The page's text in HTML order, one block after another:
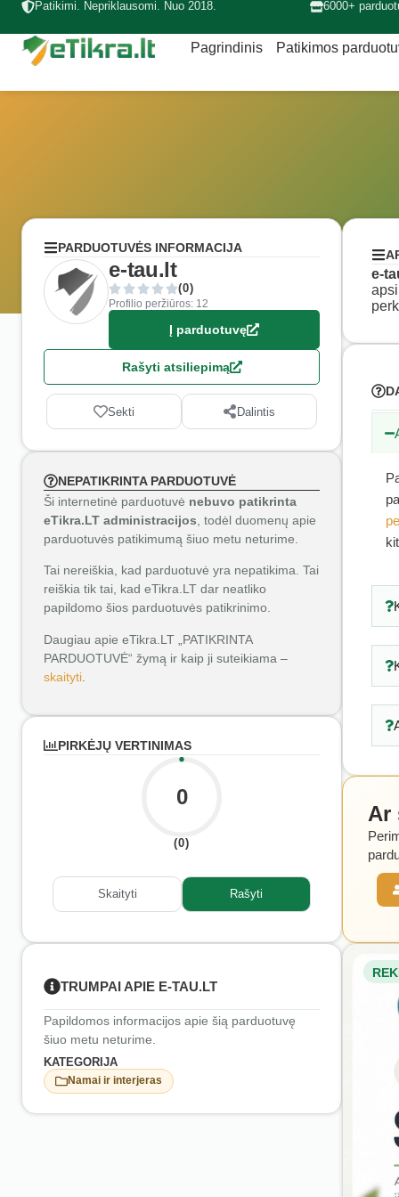
Patikimi. Nepriklausomi. Nuo 2018. 6000+
Pagrindinis Patikimos
PARDUOTUVĖS INFORMACIJA
e-tau.lt
(0)
Profilio peržiūros: 12
Į parduotuvę
Rašyti atsiliepimą
Sekti Dalintis
NEPATIKRINTA PARDUOTUVĖ
Ši internetinė parduotuvė nebuvo patikrinta
eTikra.LT administracijos , todėl duomenų apie
parduotuvės patikimumą šiuo metu neturime.
Tai nereiškia, kad parduotuvė yra nepatikima. Tai
reiškia tik tai, kad eTikra.LT dar neatliko
papildomo šios parduotuvės patikrinimo.
Daugiau apie eTikra.LT „PATIKRINTA
PARDUOTUVĖ“ žymą ir kaip ji suteikiama –
skaityti
PIRKĖJŲ VERTINIMAS
0
(0)
Skaityti Rašyti
TRUMPAI APIE E-TAU.LT
Papildomos informacijos apie šią parduotuvę
šiuo metu neturime.
KATEGORIJA
Namai ir interjeras
e-
Ar